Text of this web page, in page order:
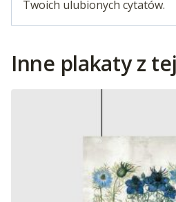
Twoich ulubionych cytatów.
Inne plakaty z